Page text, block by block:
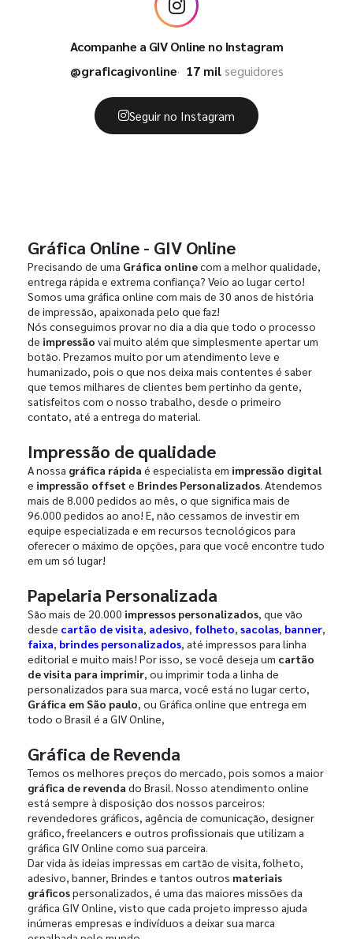
Acompanhe a GIV Online no Instagram
@graficagivonline
17 milseguidores
Seguir no Instagram
Gráfica Online - GIV Online
Precisando de uma Gráfica onlinecom a melhor qualidade,
entrega rápida e extrema confiança? Veio ao lugar certo!
Somos uma gráfica online com mais de 30 anos de história
de impressão, apaixonada pelo que faz!
Nós conseguimos provar no dia a dia que todo o processo
de impressão vai muito além que simplesmente apertar um
botão. Prezamos muito por um atendimento leve e
humanizado, pois o que nos deixa mais contentes é saber
que temos milhares de clientes bem pertinho da gente,
satisfeitos com o nosso trabalho, desde o primeiro
contato, até a entrega do material.
Impressão de qualidade
A nossa gráfica rápida é especialista em impressão digital
e impressão offset e Brindes Personalizados. Atendemos
mais de 8.000 pedidos ao mês, o que significa mais de
96.000 pedidos ao ano! E, não cessamos de investir em
equipe especializada e em recursos tecnológicos para
oferecer o máximo de opções, para que você encontre tudo
em um só lugar!
Papelaria Personalizada
São mais de 20.000 impressos personalizados, que vão
desde cartão de visita, adesivo, folheto, sacolas, banner,
faixa, brindes personalizados, até impressos para linha
editorial e muito mais! Por isso, se você deseja um cartão
de visita para imprimir, ou imprimir toda a linha de
personalizados para sua marca, você está no lugar certo,
Gráfica em São paulo, ou Gráfica online que entrega em
todo o Brasil é a GIV Online,
Gráfica de Revenda
Temos os melhores preços do mercado, pois somos a maior
gráfica de revenda do Brasil. Nosso atendimento online
está sempre à disposição dos nossos parceiros:
revendedores gráficos, agência de comunicação, designer
gráfico, freelancers e outros profissionais que utilizam a
gráfica GIV Online como sua parceira.
Dar vida às ideias impressas em cartão de visita, folheto,
adesivo, banner, Brindes e tantos outros materiais
gráficospersonalizados, é uma das maiores missões da
gráfica GIV Online, visto que cada projeto impresso ajuda
inúmeras empresas e indivíduos a deixar sua marca